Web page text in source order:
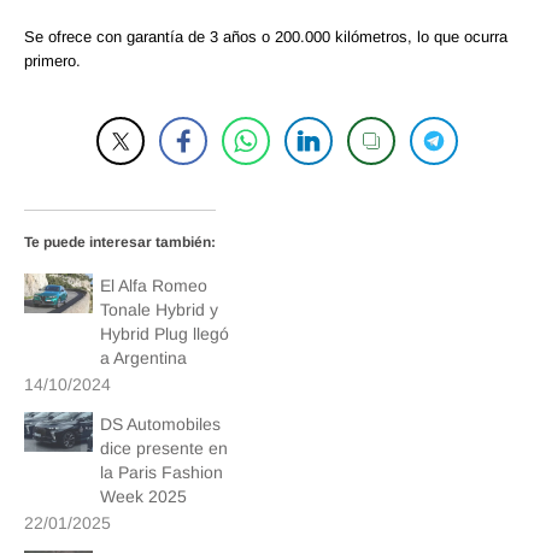
Se ofrece con garantía de 3 años o 200.000 kilómetros, lo que ocurra
primero.
Te puede interesar también:
El Alfa Romeo
Tonale Hybrid y
Hybrid Plug llegó
a Argentina
14/10/2024
DS Automobiles
dice presente en
la Paris Fashion
Week 2025
22/01/2025